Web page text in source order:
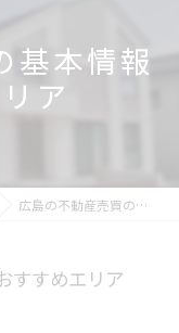
基本情報
ア
広島の不動産売買の基本情報とおすすめエリア
すすめエリア